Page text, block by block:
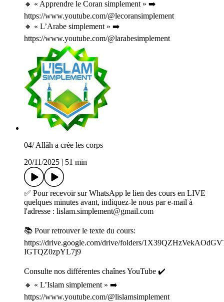
🔸 « Apprendre le Coran simplement » ➡️⁠
https://www.youtube.com/@lecoransimplement
🔸 « L’Arabe simplement » ➡️
⁠⁠https://www.youtube.com/@larabesimplement
04/ Allâh a crée les corps
20/11/2025
51 min
✅ Pour recevoir sur WhatsApp le lien des cours en LIVE
quelques minutes avant, indiquez-le nous par e-mail à
l'adresse : lislam.simplement@gmail.com
📚 Pour retrouver le texte du cours:
https://drive.google.com/drive/folders/
IGTQZ0zpYL7j9
Consulte nos différentes chaînes YouTube ✔️
🔸 « L’Islam simplement » ➡️
⁠⁠https://www.youtube.com/@lislamsimplement⁠⁠